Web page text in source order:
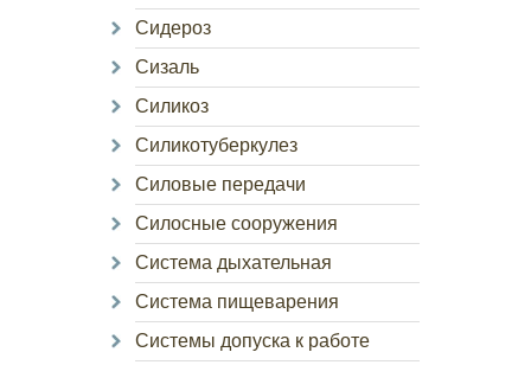
Сидероз
Сизаль
Силикоз
Силикотуберкулез
Силовые передачи
Силосные сооружения
Система дыхательная
Система пищеварения
Системы допуска к работе